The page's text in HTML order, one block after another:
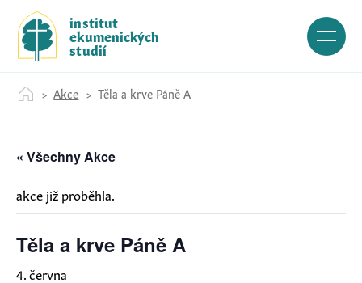
institut
ekumenických
studií
Akce Těla a krve Páně A
« Všechny Akce
akce již proběhla.
Těla a krve Páně A
4. června